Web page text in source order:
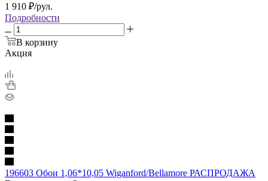
1 910 ₽/рул.
Подробности
В корзину
Акция
196603 Обои 1,06*10,05 Wiganford/Bellamore РАСПРОДАЖА